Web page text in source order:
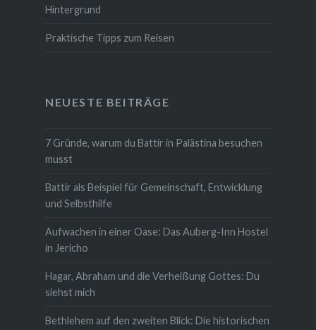
Hintergrund
Praktische Tipps zum Reisen
NEUESTE BEITRÄGE
7 Gründe, warum du Battir in Palästina besuchen
musst
Battir als Beispiel für Gemeinschaft, Entwicklung
und Selbsthilfe
Aufwachen in einer Oase: Das Auberg-Inn Hostel
in Jericho
Hagar, Abraham und die Verheißung Gottes: Du
siehst mich
Bethlehem auf den zweiten Blick: Die historischen